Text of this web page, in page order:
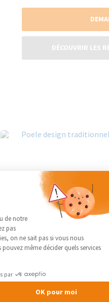
DÉCOUVRIR LES
Consentement :
de notre
pas
on ne sait pas si vous nous
même décider quels services
par
OK pour moi